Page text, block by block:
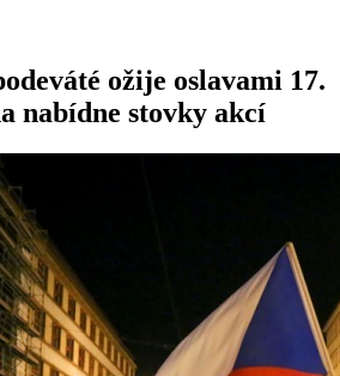
ožije oslavami 17.
nabídne stovky akcí